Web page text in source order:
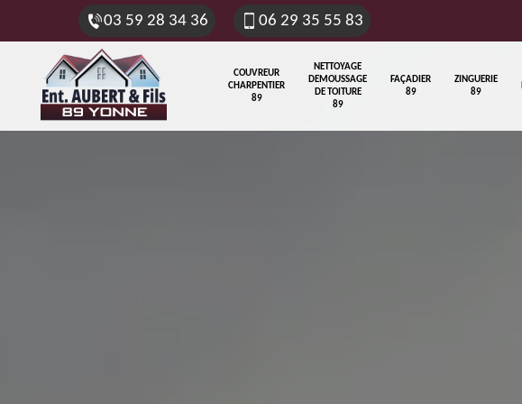
03 59 28 34 36 06 29 35 55 83
COUVREUR
CHARPENTIER
89
NETTOYAGE
DEMOUSSAGE
DE TOITURE
89
FAÇADIER
89
ZINGUERIE
89